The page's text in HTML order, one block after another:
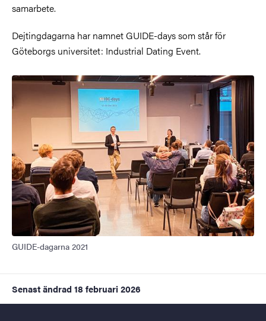
samarbete.
Dejtingdagarna har namnet GUIDE-days som står för
Göteborgs universitet: Industrial Dating Event.
GUIDE-dagarna 2021
Senast ändrad 18 februari 2026